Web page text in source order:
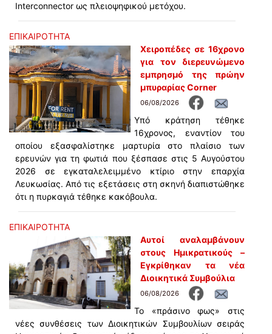
Interconnector ως πλειοψηφικού μετόχου.
ΕΠΙΚΑΙΡΟΤΗΤΑ
Χειροπέδες σε 16χρονο
για τον διερευνώμενο
εμπρησμό της πρώην
μπυραρίας Corner
06/08/2026
Υπό κράτηση τέθηκε
16χρονος, εναντίον του
οποίου εξασφαλίστηκε μαρτυρία στο πλαίσιο των
ερευνών για τη φωτιά που ξέσπασε στις 5 Αυγούστου
2026 σε εγκαταλελειμμένο κτίριο στην επαρχία
Λευκωσίας. Από τις εξετάσεις στη σκηνή διαπιστώθηκε
ότι η πυρκαγιά τέθηκε κακόβουλα.
ΕΠΙΚΑΙΡΟΤΗΤΑ
Αυτοί αναλαμβάνουν
στους Ημικρατικούς –
Εγκρίθηκαν τα νέα
Διοικητικά Συμβούλια
06/08/2026
Το «πράσινο φως» στις
νέες συνθέσεις των Διοικητικών Συμβουλίων σειράς